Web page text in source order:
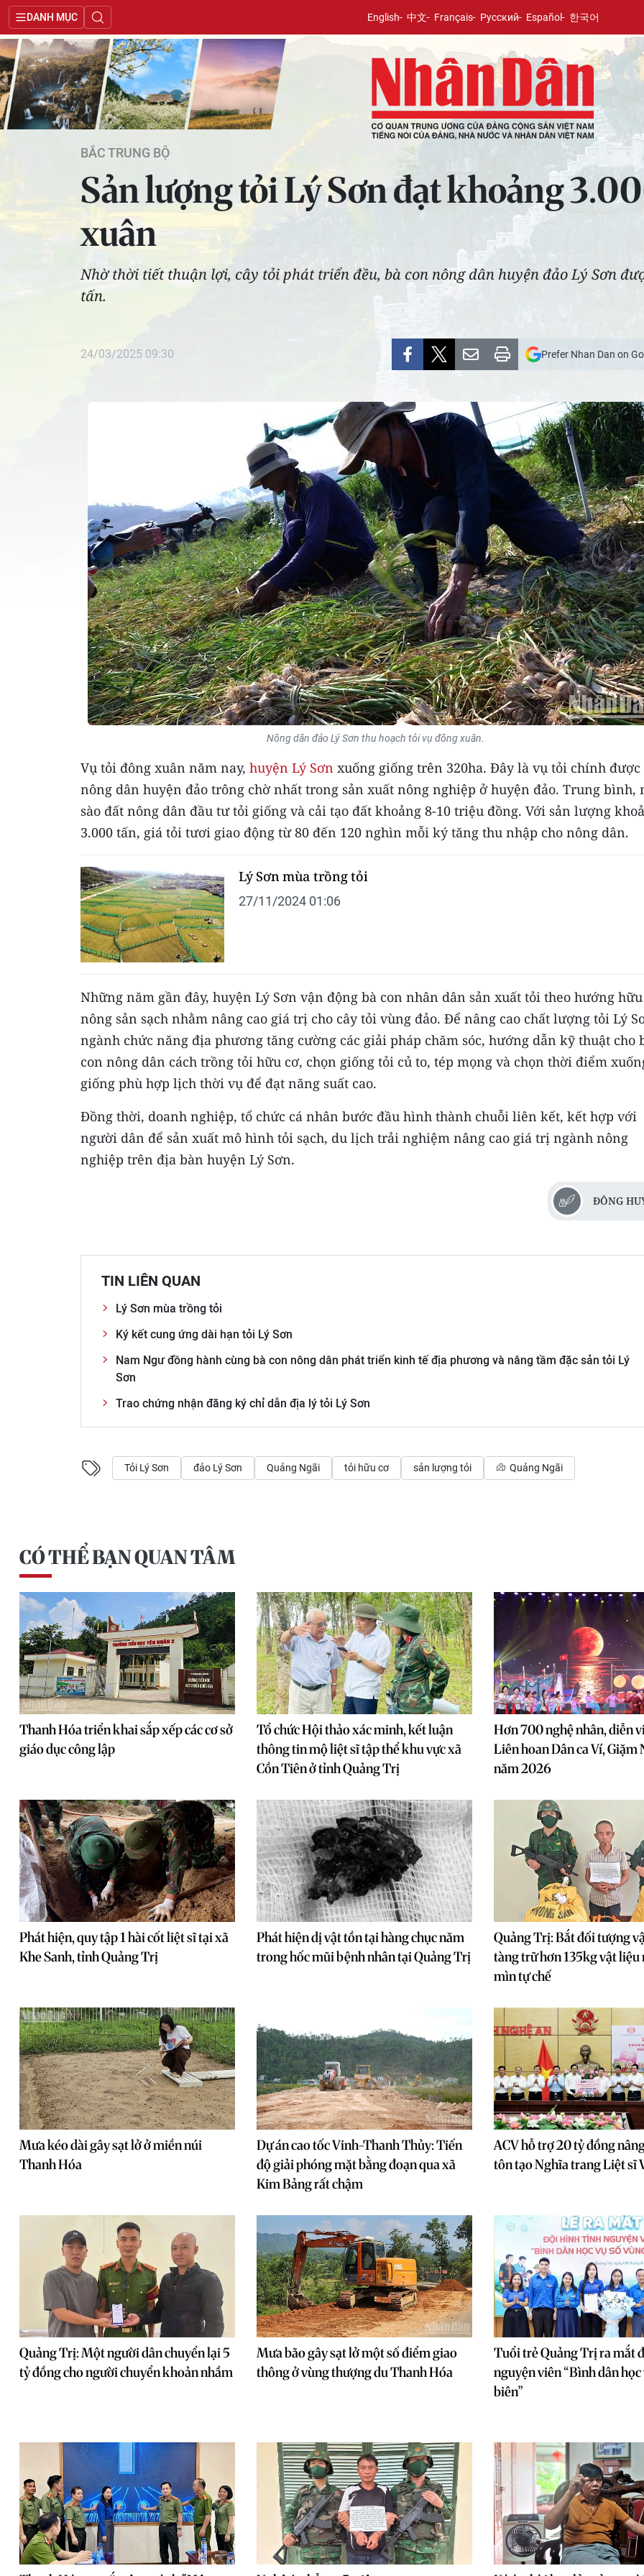
DANH MỤC English 中文 Français Русский Español 한국어
BẮC TRUNG BỘ
Sản lượng tỏi Lý Sơn đạt khoảng
xuân
Nhờ thời tiết thuận lợi, cây tỏi phát triển đều, bà con nông dân huyện đảo Lý Sơn
tấn.
24/03/2025 09:30 Prefer Nhan Dan on
Nông dân đảo Lý Sơn thu hoạch tỏi vụ đông xuân.
Vụ tỏi đông xuân năm nay, huyện Lý Sơn xuống giống trên 320ha. Đây là vụ tỏi chính được
nông dân huyện đảo trông chờ nhất trong sản xuất nông nghiệp ở huyện đảo. Trung bình,
sào đất nông dân đầu tư tỏi giống và cải tạo đất khoảng 8-10 triệu đồng. Với sản lượng
3.000 tấn, giá tỏi tươi giao động từ 80 đến 120 nghìn mỗi ký tăng thu nhập cho nông dân.
Lý Sơn mùa trồng tỏi
27/11/2024 01:06
Những năm gần đây, huyện Lý Sơn vận động bà con nhân dân sản xuất tỏi theo hướng
nông sản sạch nhằm nâng cao giá trị cho cây tỏi vùng đảo. Để nâng cao chất lượng tỏi Lý
ngành chức năng địa phương tăng cường các giải pháp chăm sóc, hướng dẫn kỹ thuật cho
con nông dân cách trồng tỏi hữu cơ, chọn giống tỏi củ to, tép mọng và chọn thời điểm
giống phù hợp lịch thời vụ để đạt năng suất cao.
Đồng thời, doanh nghiệp, tổ chức cá nhân bước đầu hình thành chuỗi liên kết, kết hợp với
người dân để sản xuất mô hình tỏi sạch, du lịch trải nghiệm nâng cao giá trị ngành nông
nghiệp trên địa bàn huyện Lý Sơn.
ĐÔNG
TIN LIÊN QUAN
Lý Sơn mùa trồng tỏi
Ký kết cung ứng dài hạn tỏi Lý Sơn
Nam Ngư đồng hành cùng bà con nông dân phát triển kinh tế địa phương và nâng tầm đặc sản tỏi Lý
Sơn
Trao chứng nhận đăng ký chỉ dẫn địa lý tỏi Lý Sơn
Tỏi Lý Sơn đảo Lý Sơn Quảng Ngãi tỏi hữu cơ sản lượng tỏi Quảng Ngãi
CÓ THỂ BẠN QUAN TÂM
Thanh Hóa triển khai sắp xếp các cơ sở
giáo dục công lập
Tổ chức Hội thảo xác minh, kết luận
thông tin mộ liệt sĩ tập thể khu vực xã
Cồn Tiên ở tỉnh Quảng Trị
Hơn 700 nghệ nhân, diễn
Liên hoan Dân ca Ví, Giặm
năm 2026
Phát hiện, quy tập 1 hài cốt liệt sĩ tại xã
Khe Sanh, tỉnh Quảng Trị
Phát hiện dị vật tồn tại hàng chục năm
trong hốc mũi bệnh nhân tại Quảng Trị
Quảng Trị: Bắt đối tượng
tàng trữ hơn 135kg vật liệu
mìn tự chế
Mưa kéo dài gây sạt lở ở miền núi
Thanh Hóa
Dự án cao tốc Vinh-Thanh Thủy: Tiến
độ giải phóng mặt bằng đoạn qua xã
Kim Bảng rất chậm
ACV hỗ trợ 20 tỷ đồng
tôn tạo Nghĩa trang Liệt sĩ
Quảng Trị: Một người dân chuyển lại 5
tỷ đồng cho người chuyển khoản nhầm
Mưa bão gây sạt lở một số điểm giao
thông ở vùng thượng du Thanh Hóa
Tuổi trẻ Quảng Trị ra mắt
nguyện viên “Bình dân
biên”